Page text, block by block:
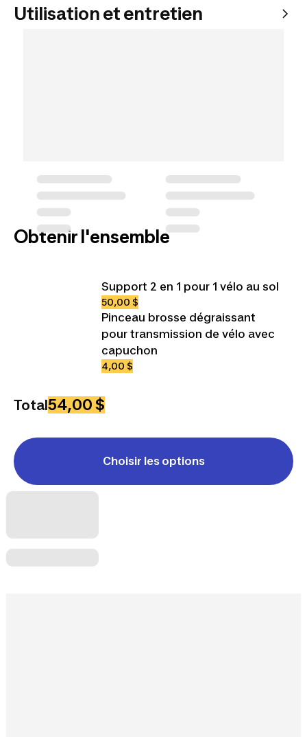
Utilisation et entretien
Obtenir l'ensemble
Support 2 en 1 pour 1 vélo au sol
50,00 $
Pinceau brosse dégraissant
pour transmission de vélo avec
capuchon
4,00 $
Total54,00 $
Choisir les options